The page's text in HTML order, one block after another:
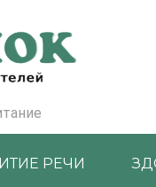
РЕЧИ